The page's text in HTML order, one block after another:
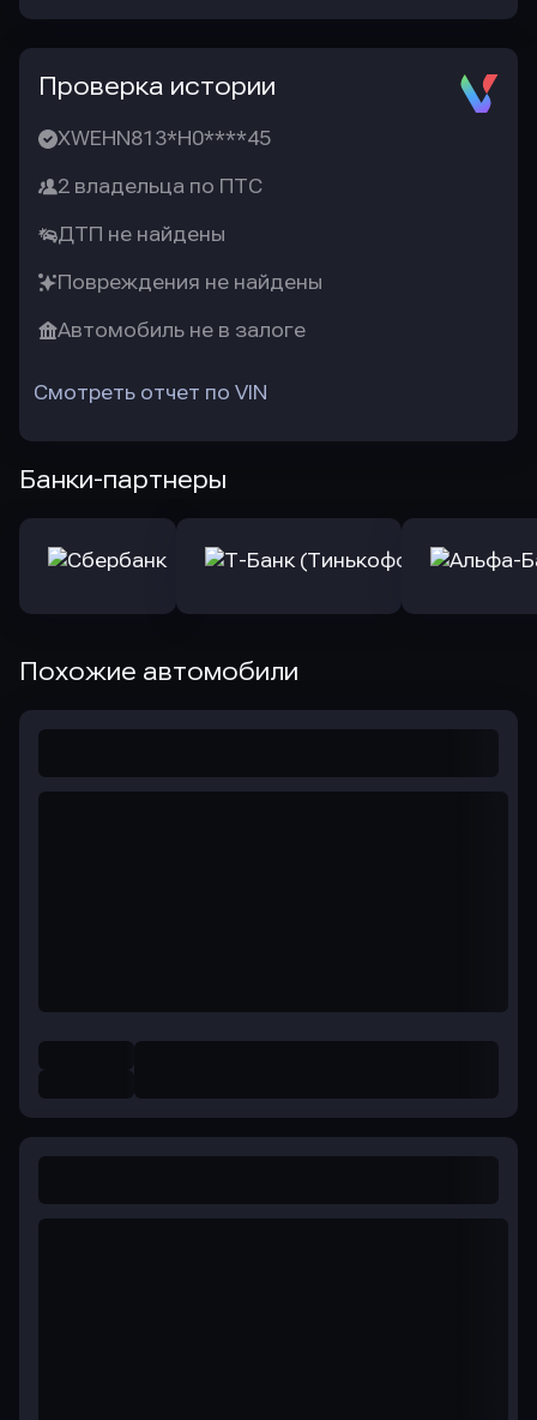
Проверка истории
XWEHN813*H0****45
2 владельца по ПТС
ДТП не найдены
Повреждения не найдены
Автомобиль не в залоге
Смотреть отчет по VIN
Банки-партнеры
Похожие автомобили